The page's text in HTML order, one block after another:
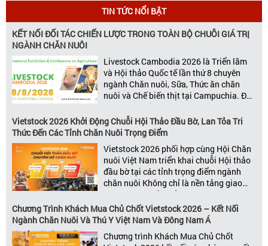
TIN TỨC NỔI BẬT
KẾT NỐI ĐỐI TÁC CHIẾN LƯỢC TRONG TOÀN BỘ CHUỖI GIÁ TRỊ
NGÀNH CHĂN NUÔI
Livestock Cambodia 2026 là Triển lãm
và Hội thảo Quốc tế lần thứ 8 chuyên
ngành Chăn nuôi, Sữa, Thức ăn chăn
nuôi và Chế biến thịt tại Campuchia. Đây
được đánh giá là một trong những sự
kiện thương mại thường niên uy tín và
đáng chú ý nhất của ngành nông nghiệp
– chăn […]
Vietstock 2026 Khởi Động Chuỗi Hội Thảo Đầu Bờ, Lan Tỏa Tri
Thức Đến Các Tỉnh Chăn Nuôi Trọng Điểm
Vietstock 2026 phối hợp cùng Hội Chăn
nuôi Việt Nam triển khai chuỗi Hội thảo
đầu bờ tại các tỉnh trọng điểm ngành
chăn nuôi Không chỉ là nền tảng giao
thương hàng đầu của ngành chăn nuôi
và thú y, Vietstock còn là triển lãm duy
nhất tại Việt Nam tổ chức thường niên
Chương Trình Khách Mua Chủ Chốt Vietstock 2026 – Kết Nối
Ngành Chăn Nuôi Và Thú Y Việt Nam Và Đông Nam Á
Chương trình Khách Mua Chủ Chốt